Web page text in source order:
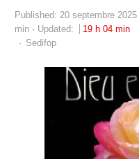
Published: 20 septembre 2025
min
Updated:
19 h 04 min
Author
Sedifop